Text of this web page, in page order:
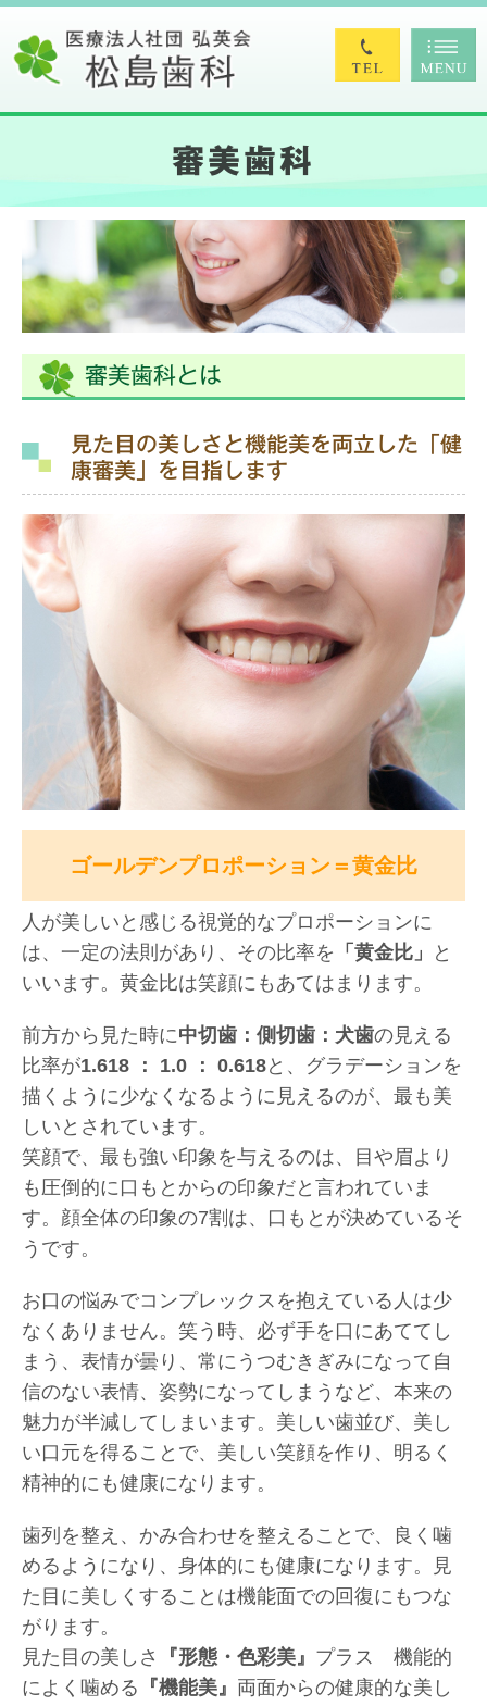
審美歯科
審美歯科とは
見た目の美しさと機能美を両立した「健
康審美」を目指します
ゴールデンプロポーション＝黄金比
人が美しいと感じる視覚的なプロポーションに
は、一定の法則があり、その比率を 「黄金比」
と
いいます。黄金比は笑顔にもあてはまります。
前方から見た時に中切歯：側切歯：犬歯の見える
比率が1.618 ： 1.0 ： 0.618と、グラデーションを
描くように少なくなるように見えるのが、最も美
しいとされています。
笑顔で、最も強い印象を与えるのは、目や眉より
も圧倒的に口もとからの印象だと言われていま
す。顔全体の印象の7割は、口もとが決めているそ
うです。
お口の悩みでコンプレックスを抱えている人は少
なくありません。笑う時、必ず手を口にあててし
まう、表情が曇り、常にうつむきぎみになって自
信のない表情、姿勢になってしまうなど、本来の
魅力が半減してしまいます。美しい歯並び、美し
い口元を得ることで、美しい笑顔を作り、明るく
精神的にも健康になります。
歯列を整え、かみ合わせを整えることで、良く噛
めるようになり、身体的にも健康になります。見
た目に美しくすることは機能面での回復にもつな
がります。
見た目の美しさ
『形態・色彩美』 プラス 機能的
によく噛める 『機能美』 両面からの健康的な美し